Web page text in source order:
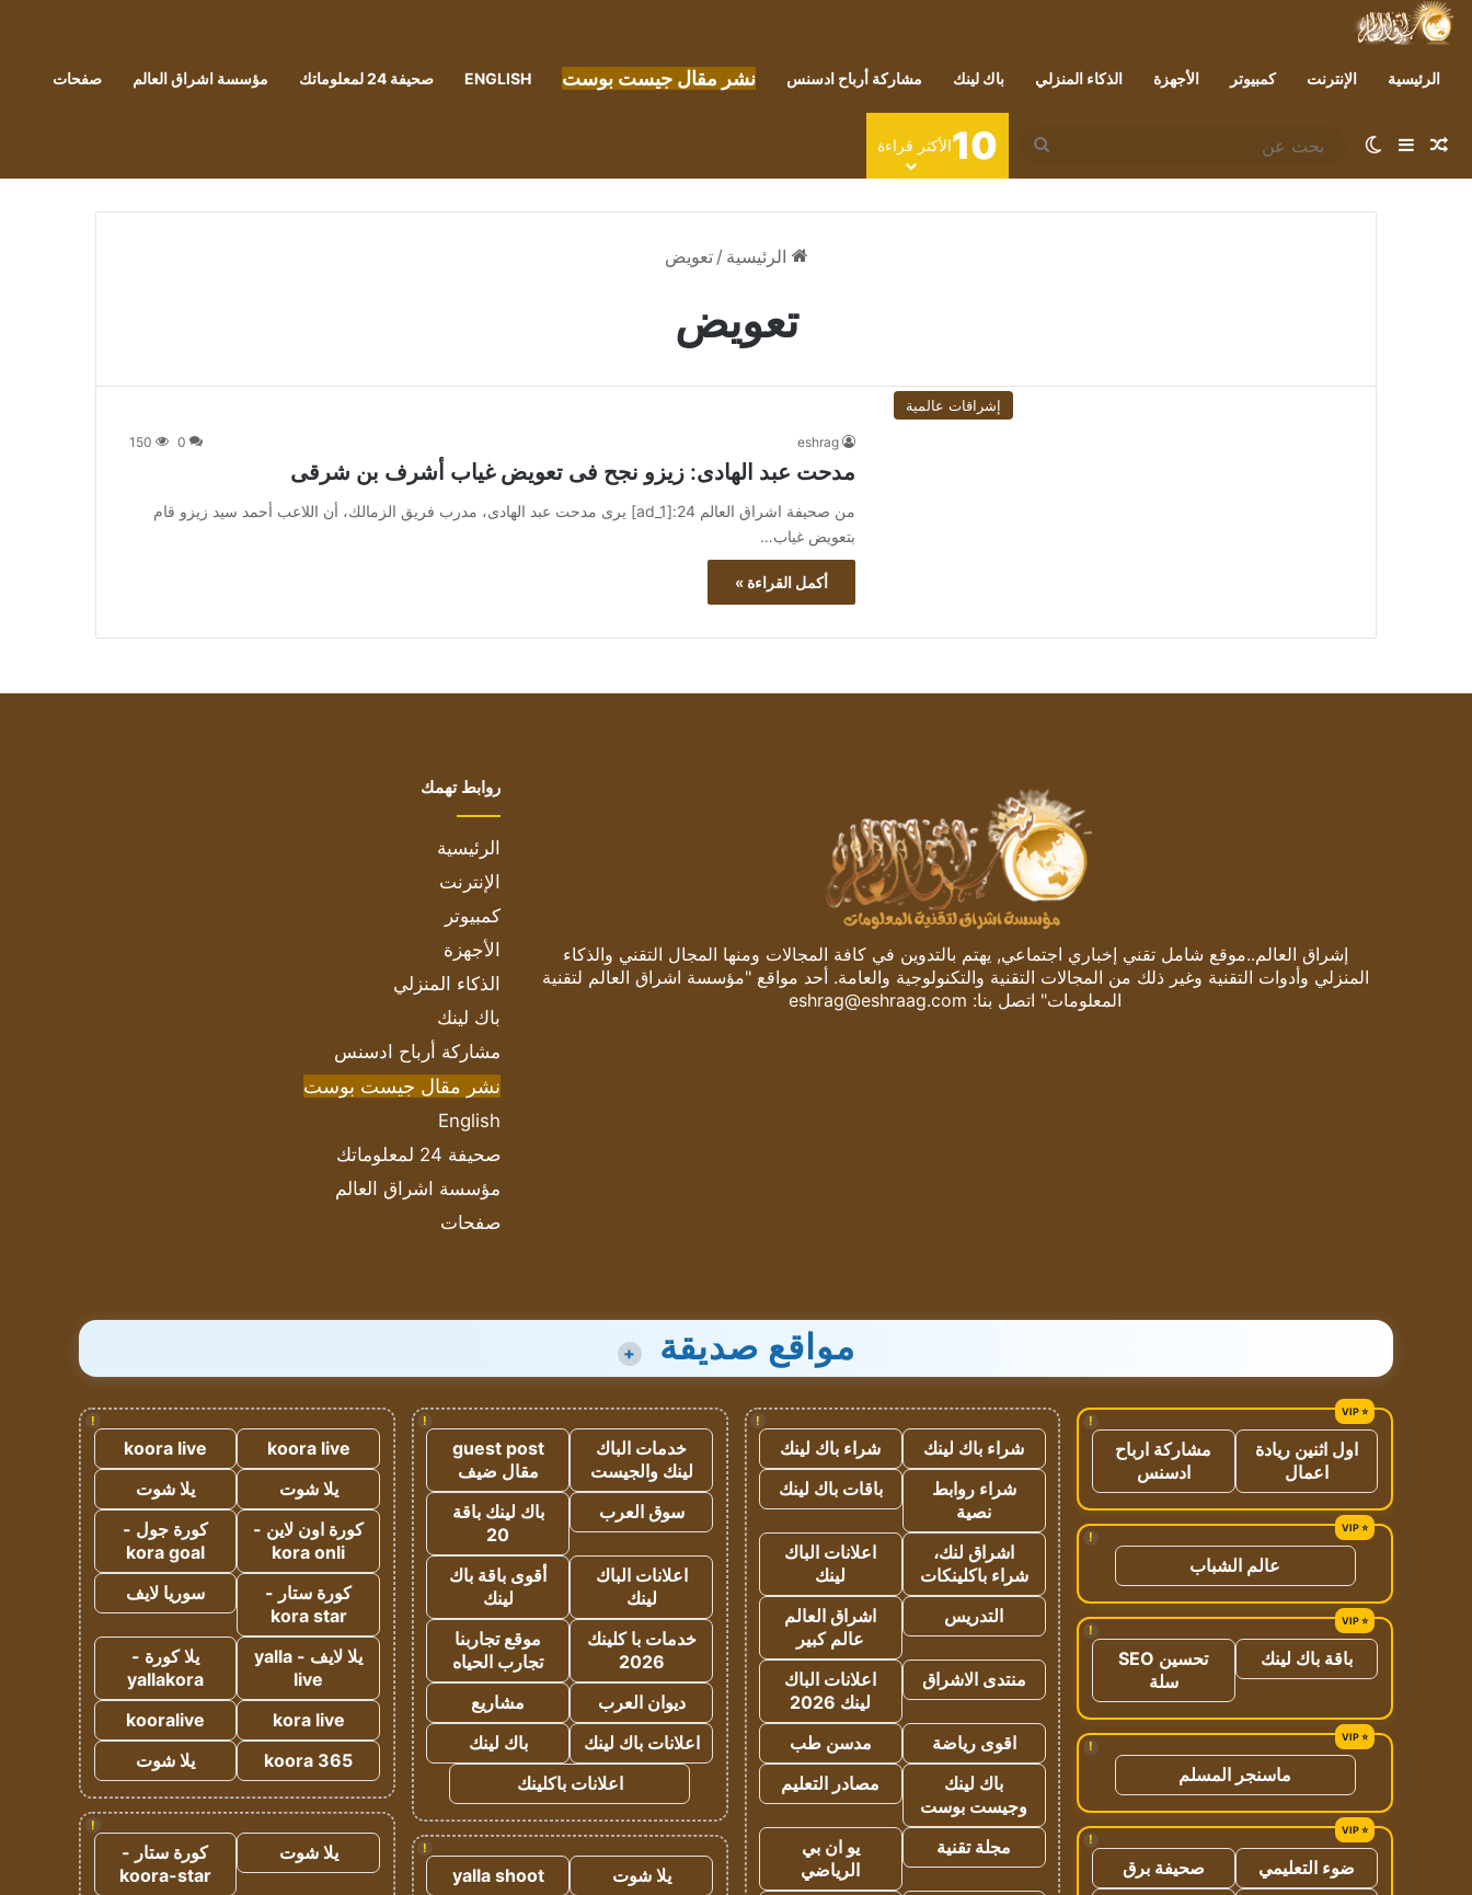
الرئيسية الإنترنت كمبيوتر الأجهزة الذكاء المنزلي باك لينك مشاركة أرباح ادسنس نشر مقال جيست بوست ENGLISH صحيفة 24 لمعلوماتك مؤسسة اشراق العالم صفحات
مقال عشوائي
إضافة عمود جانبي
الوضع المظلم
بحث
عن
10الأكثر قراءة
الرئيسية / تعويض
تعويض
إشراقات عالمية
eshrag
0
150
مدحت عبد الهادى: زيزو نجح فى تعويض غياب أشرف بن شرقى
من صحيفة اشراق العالم 24:[ad_1] يرى مدحت عبد الهادى، مدرب فريق الزمالك، أن اللاعب أحمد سيد زيزو قام
بتعويض غياب…
أكمل القراءة »
إشراق العالم..موقع شامل تقني إخباري اجتماعي, يهتم بالتدوين في كافة المجالات ومنها المجال التقني والذكاء
المنزلي وأدوات التقنية وغير ذلك من المجالات التقنية والتكنولوجية والعامة. أحد مواقع "مؤسسة اشراق العالم لتقنية
المعلومات" اتصل بنا: eshrag@eshraag.com
روابط تهمك
الرئيسية
الإنترنت
كمبيوتر
الأجهزة
الذكاء المنزلي
باك لينك
مشاركة أرباح ادسنس
نشر مقال جيست بوست
English
صحيفة 24 لمعلوماتك
مؤسسة اشراق العالم
صفحات
مواقع صديقة +
!
اول اثنين ريادة
اعمال
مشاركة ارباح
ادسنس
!
عالم الشباب
!
باقة باك لينك
تحسين SEO
سلة
!
ماسنجر المسلم
!
ضوء التعليمي
صحيفة برق
!
شراء باك لينك
شراء باك لينك
شراء روابط
نصية
باقات باك لينك
اشراق لنك،
شراء باكلينكات
اعلانات الباك
لينك
التدريس
اشراق العالم
عالم كبير
منتدى الاشراق
اعلانات الباك
لينك 2026
اقوى رياضة
مدسن طب
باك لينك
وجيست بوست
مصادر التعليم
مجلة تقنية
يو ان بي
الرياضي
!
خدمات الباك
لينك والجيست
guest post
مقال ضيف
سوق العرب
باك لينك باقة
20
اعلانات الباك
لينك
أقوى باقة باك
لينك
خدمات با كلينك
2026
موقع تجاربنا
تجارب الحياه
ديوان العرب
مشاريع
اعلانات باك لينك
باك لينك
اعلانات باكلينك
!
يلا شوت
yalla shoot
!
koora live
koora live
يلا شوت
يلا شوت
كورة اون لاين -
kora onli
كورة جول -
kora goal
كورة ستار -
kora star
سوريا لايف
يلا لايف - yalla
live
يلا كورة -
yallakora
kora live
kooralive
koora 365
يلا شوت
!
يلا شوت
كورة ستار -
koora-star